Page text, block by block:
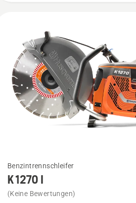
Mehr
Details
Benzintrennschleifer
K 1270 I
(Keine Bewertungen)